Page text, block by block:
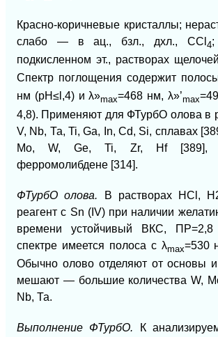
Красно-коричневые кристаллы;
слабо — в ац., бзл., дхл., ССl 4;
подкисленном эт., растворах
Спектр поглощения содержит
нм (pH≤l,4) иλ»mах=468 нм, λ»’mах
4,8). Применяют для ФТурбО олова в
V, Nb, Та, Ti, Ga, In, Cd, Si, сплавах
Mo, W,Ge, Ti, Zr, Hf [389],
ферромолибдене [314].
ФТурбО олова. В растворах НСl,
реагент с Sn (IV) при наличии
времени устойчивый ВКС, ПР=2,8
спектре имеется полоса с λmах=530
Обычно олово отделяют от основы
мешают — большие количества W,
Nb, Та.
Выполнение ФТурбО.
К